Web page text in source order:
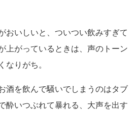
おいしいと、ついつい飲みすぎて
上がっているときは、声のトーン
なりがち。
酒を飲んで騒いでしまうのはタブ
酔いつぶれて暴れる、大声を出す